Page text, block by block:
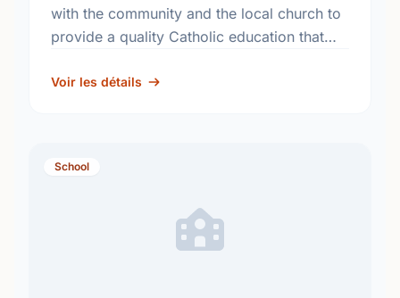
with the community and the local church to
provide a quality Catholic education that
development of informed, responsible
Voir les détails
School